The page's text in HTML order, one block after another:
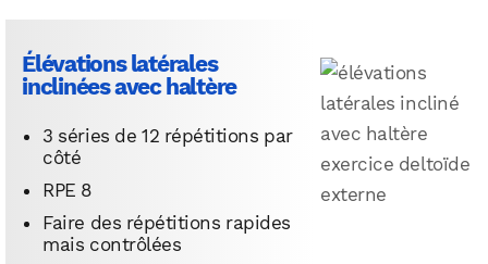
Élévations latérales
inclinées avec haltère
3 séries de 12 répétitions par
côté
RPE 8
Faire des répétitions rapides
mais contrôlées